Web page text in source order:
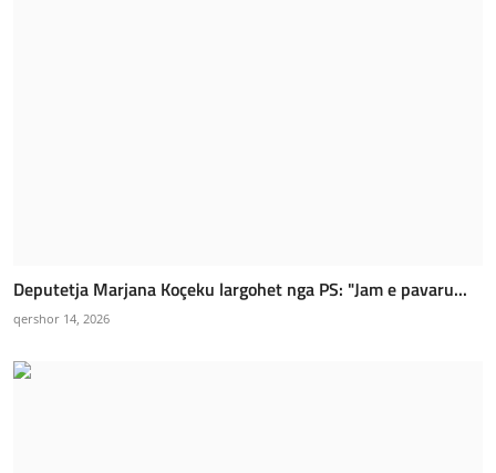
Deputetja Marjana Koçeku largohet nga PS: "Jam e pavaru...
qershor 14, 2026